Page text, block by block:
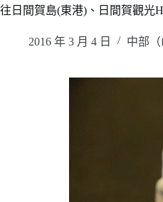
往日間賀島(東港)、日間賀觀光
2016 年 3 月 4 日 中部